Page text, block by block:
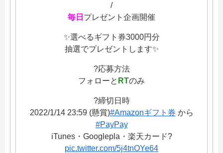
/
毎日 プレゼント企画開催
✨選べるギフト券3000円分
抽選でプレゼントします✨
?応募方法
フォローと RTのみ
?締切日時
2022/1/14 23:59 (懸賞)#Amazonギフト券 から
#PayPay
iTunes・Googlepla・楽天カード?
pic.twitter.com/5j4tnOYe64